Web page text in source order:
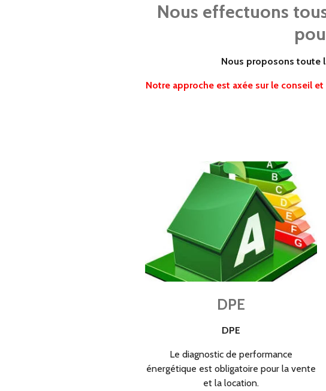
Nous effectuons
Nous proposons toute
Notre approche est axée sur le conseil
DPE
DPE
Le diagnostic de performance
énergétique est obligatoire pour la vente
et la location.